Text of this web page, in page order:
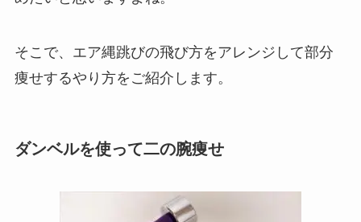
そこで、エア縄跳びの飛び方をアレンジして部分
痩せするやり方をご紹介します。
ダンベルを使って二の腕痩せ